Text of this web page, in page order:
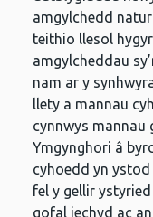
amgylchedd
teithio llesol
amgylcheddau
nam ar y
llety a mannau
cynnwys
Ymgynghori â
cyhoedd yn
fel y gellir
gofal iechyd ac